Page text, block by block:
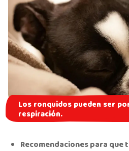
Los ronquidos pueden ser
respiración.
Recomendaciones para